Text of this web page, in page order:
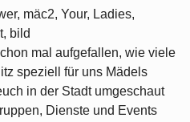
mal aufgefallen, wie viele
speziell für uns Mädels
in der Stadt umgeschaut
Dienste und Events